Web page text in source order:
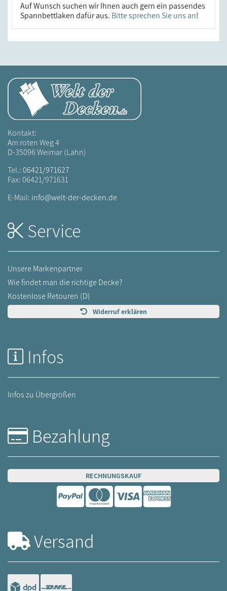
Auf Wunsch suchen wir Ihnen auch gern ein passendes
Spannbettlaken dafür aus. Bitte sprechen Sie uns an!
Kontakt:
Am roten Weg 4
D-35096 Weimar (Lahn)
Tel.:06421/971627
Fax: 06421/971631
E-Mail: info@welt-der-decken.de
Service
Unsere Markenpartner
Wie findet man die richtige Decke?
Kostenlose Retouren (D)
Widerruf erklären
Infos
Infos zu Übergrößen
Bezahlung
RECHNUNGSKAUF
Versand